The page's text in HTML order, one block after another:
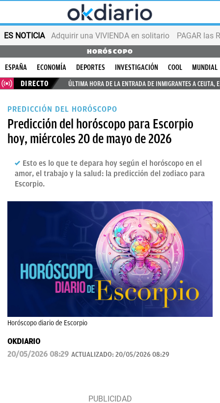
ES NOTICIA Adquirir una VIVIENDA en solitario PAGAR las
HORÓSCOPO
ESPAÑA ECONOMÍA DEPORTES INVESTIGACIÓN COOL
MUNDIAL
DIRECTO
ÚLTIMA HORA DE LA ENTRADA DE INMIGRANTES A CEUTA,
PREDICCIÓN DEL HORÓSCOPO
Predicción del horóscopo para Escorpio
hoy, miércoles 20 de mayo de 2026
Esto es lo que te depara hoy según el horóscopo en el
amor, el trabajo y la salud: la predicción del zodiaco para
Escorpio.
Horóscopo diario de Escorpio
OKDIARIO
20/05/2026 08:29 ACTUALIZADO: 20/05/2026 08:29